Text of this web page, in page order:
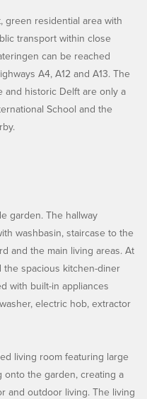
green residential area with
transport within close
can be reached
A4, A12 and A13. The
and historic Delft are only a
School and the
garden. The hallway
washbasin, staircase to the
and the main living areas. At
spacious kitchen-diner
with built-in appliances
electric hob, extractor
living room featuring large
the garden, creating a
and outdoor living. The living